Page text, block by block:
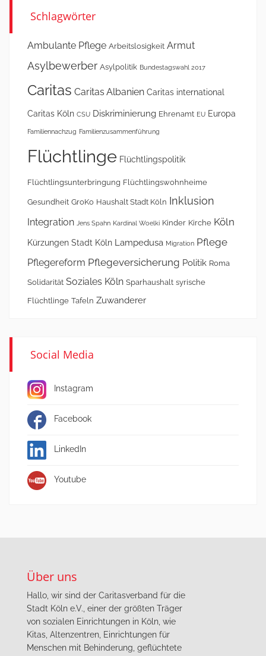
Schlagwörter
Ambulante Pflege Arbeitslosigkeit Armut
Asylbewerber Asylpolitik Bundestagswahl 2017
Caritas Caritas Albanien Caritas international
Caritas Köln CSU Diskriminierung Ehrenamt EU Europa
Familiennachzug Familienzusammenführung
Flüchtlinge Flüchtlingspolitik
Flüchtlingsunterbringung Flüchtlingswohnheime
Gesundheit GroKo Haushalt Stadt Köln Inklusion
Integration Jens Spahn Kardinal Woelki Kinder Kirche Köln
Kürzungen Stadt Köln Lampedusa Migration Pflege
Pflegereform Pflegeversicherung Politik Roma
Solidarität Soziales Köln Sparhaushalt syrische
Flüchtlinge Tafeln Zuwanderer
Social Media
Instagram
Facebook
LinkedIn
Youtube
Über uns
Hallo, wir sind der Caritasverband für die
Stadt Köln e.V., einer der größten Träger
von sozialen Einrichtungen in Köln, wie
Kitas, Altenzentren, Einrichtungen für
Menschen mit Behinderung, geflüchtete